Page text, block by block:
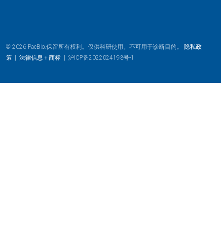
© 2026 PacBio.保留所有权利。仅供科研使用。不可用于诊断目的。 隐私政
策 | 法律信息＋商标 | 沪ICP备2022024193号-1